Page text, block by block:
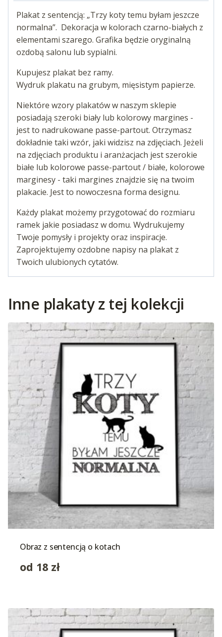
Plakat z sentencją: „Trzy koty temu byłam jeszcze
normalna”. Dekoracja w kolorach czarno-białych z
elementami szarego. Grafika będzie oryginalną
ozdobą salonu lub sypialni.
Kupujesz plakat bez ramy.
Wydruk plakatu na grubym, mięsistym papierze.
Niektóre wzory plakatów w naszym sklepie
posiadają szeroki biały lub kolorowy margines -
jest to nadrukowane passe-partout. Otrzymasz
dokładnie taki wzór, jaki widzisz na zdjęciach. Jeżeli
na zdjęciach produktu i aranżacjach jest szerokie
białe lub kolorowe passe-partout / białe, kolorowe
marginesy - taki margines znajdzie się na twoim
plakacie. Jest to nowoczesna forma designu.
Każdy plakat możemy przygotować do rozmiaru
ramek jakie posiadasz w domu. Wydrukujemy
Twoje pomysły i projekty oraz inspiracje.
Zaprojektujemy ozdobne napisy na plakat z
Twoich ulubionych cytatów.
Inne plakaty z tej kolekcji
Obraz z sentencją o kotach
od 18 zł